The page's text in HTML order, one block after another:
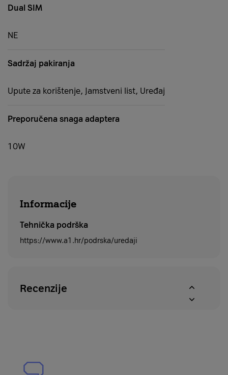
Dual SIM
NE
Sadržaj pakiranja
Upute za korištenje, Jamstveni list, Uređaj
Preporučena snaga adaptera
10W
Informacije
Tehnička podrška
https://www.a1.hr/podrska/uredaji
Recenzije